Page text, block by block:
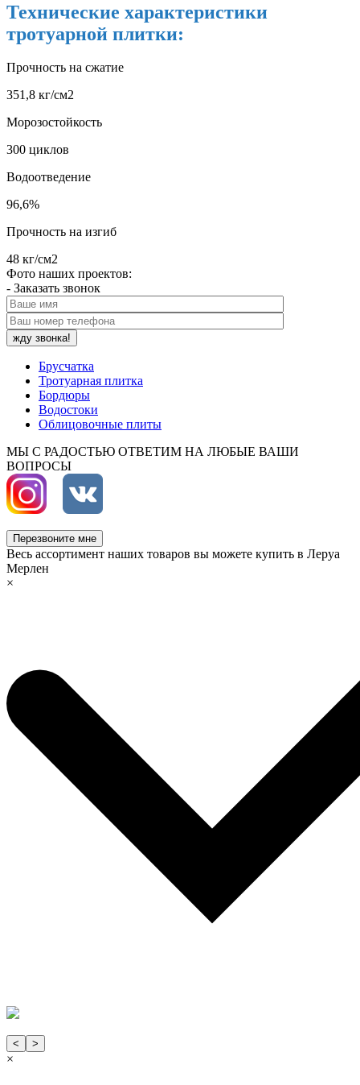
Технические характеристики
тротуарной плитки:
Прочность на сжатие
351,8 кг/см2
Морозостойкость
300 циклов
Водоотведение
96,6%
Прочность на изгиб
48 кг/см2
Фото наших проектов:
- Заказать звонок
Брусчатка
Тротуарная плитка
Бордюры
Водостоки
Облицовочные плиты
МЫ С РАДОСТЬЮ ОТВЕТИМ НА ЛЮБЫЕ ВАШИ
ВОПРОСЫ
Перезвоните мне
Весь ассортимент наших товаров вы можете купить в Леруа
Мерлен
×
< >
×